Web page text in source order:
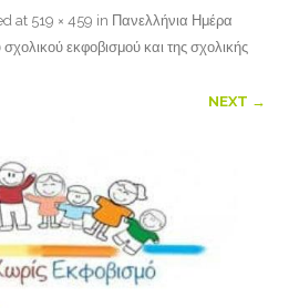
at 519 × 459 in Πανελλήνια Ημέρα
σχολικού εκφοβισμού και της σχολικής
NEXT →